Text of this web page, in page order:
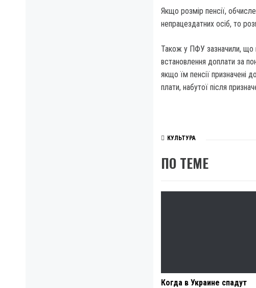
Якщо розмір пенсії,
непрацездатних осіб, то
Також у ПФУ зазначили, що
встановлення доплати за
якщо їм пенсії призначені
плати, набутої після
КУЛЬТУРА
ПО ТЕМЕ
Когда в Украине спадут